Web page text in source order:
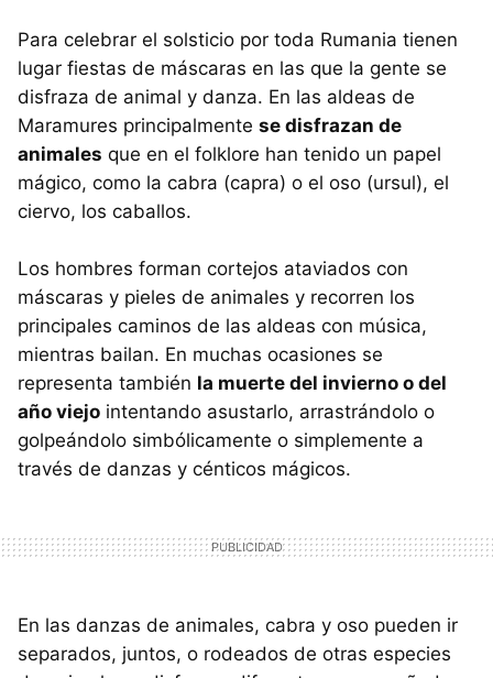
Para celebrar el solsticio por toda Rumania tienen
lugar fiestas de máscaras en las que la gente se
disfraza de animal y danza. En las aldeas de
Maramures principalmente se disfrazan de
animales que en el folklore han tenido un papel
mágico, como la cabra (capra) o el oso (ursul), el
ciervo, los caballos.
Los hombres forman cortejos ataviados con
máscaras y pieles de animales y recorren los
principales caminos de las aldeas con música,
mientras bailan. En muchas ocasiones se
representa también la muerte del invierno o del
año viejo intentando asustarlo, arrastrándolo o
golpeándolo simbólicamente o simplemente a
través de danzas y cénticos mágicos.
En las danzas de animales, cabra y oso pueden ir
separados, juntos, o rodeados de otras especies